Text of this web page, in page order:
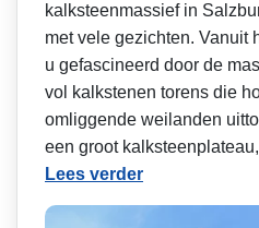
kalksteenmassief in
met vele gezichten. Vanuit
u gefascineerd door de
vol kalkstenen torens die
omliggende weilanden
een groot
Lees verder